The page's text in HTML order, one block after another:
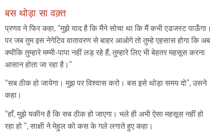
बस थोड़ा सा वक़्त
प्रणव ने फिर कहा, “मुझे याद है कि मैंने सोचा था कि मैं कभी एडजस्ट पाऊँगा।
पर जब तुम इस नेगेटिव वातावरण से बाहर आओगे तो तुम्हे एहसास होगा कि अब
क्योंकि तुम्हारे मम्मी-पापा नहीं लड़ रहे हैं, तुम्हारे लिए भी बेहतर महसूस करना
आसान होता जा रहा है।”
“सब ठीक हो जायेगा। मुझ पर विश्वास करो। बस इसे थोड़ा समय दो”, उसने
कहा।
“हाँ, मुझे यकीन है कि सब ठीक हो जाएगा। भले ही अभी ऐसा महसूस नहीं हो
रहा हो ”, साक्षी ने मेहुल को कस के गले लगाते हुए कहा।